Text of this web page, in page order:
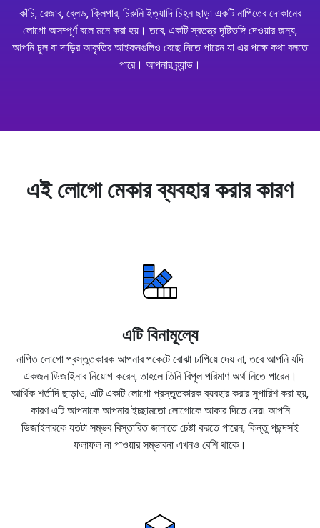
কাঁচি, রেজার, ব্লেড, ক্লিপার, চিরুনি ইত্যাদি চিহ্ন ছাড়া একটি নাপিতের দোকানের
লোগো অসম্পূর্ণ বলে মনে করা হয়। তবে, একটি স্বতন্ত্র দৃষ্টিভঙ্গি দেওয়ার জন্য,
আপনি চুল বা দাড়ির আকৃতির আইকনগুলিও বেছে নিতে পারেন যা এর পক্ষে কথা বলতে
পারে। আপনার ব্র্যান্ড।
এই লোগো মেকার ব্যবহার করার কারণ
এটি বিনামূল্যে
নাপিত লোগো প্রস্তুতকারক আপনার পকেটে বোঝা চাপিয়ে দেয় না, তবে আপনি যদি
একজন ডিজাইনার নিয়োগ করেন, তাহলে তিনি বিপুল পরিমাণ অর্থ নিতে পারেন।
আর্থিক শর্তাদি ছাড়াও, এটি একটি লোগো প্রস্তুতকারক ব্যবহার করার সুপারিশ করা হয়,
কারণ এটি আপনাকে আপনার ইচ্ছামতো লোগোকে আকার দিতে দেয়৷ আপনি
ডিজাইনারকে যতটা সম্ভব বিস্তারিত জানাতে চেষ্টা করতে পারেন, কিন্তু পছন্দসই
ফলাফল না পাওয়ার সম্ভাবনা এখনও বেশি থাকে।